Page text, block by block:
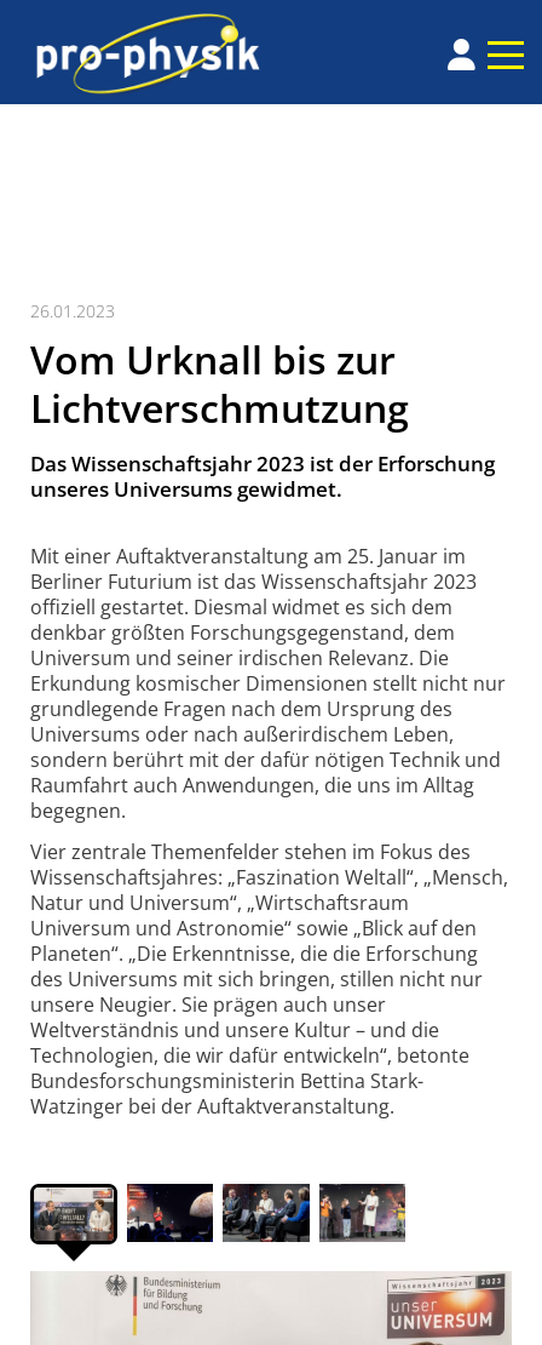
26.01.2023
Vom Urknall bis zur
Lichtverschmutzung
Das Wissenschaftsjahr 2023 ist der Erforschung
unseres Universums gewidmet.
Mit einer Auftaktveranstaltung am 25. Januar im
Berliner Futurium ist das Wissenschaftsjahr 2023
offiziell gestartet. Diesmal widmet es sich dem
denkbar größten Forschungsgegenstand, dem
Universum und seiner irdischen Relevanz. Die
Erkundung kosmischer Dimensionen stellt nicht nur
grundlegende Fragen nach dem Ursprung des
Universums oder nach außerirdischem Leben,
sondern berührt mit der dafür nötigen Technik und
Raumfahrt auch Anwendungen, die uns im Alltag
begegnen.
Vier zentrale Themenfelder stehen im Fokus des
Wissenschaftsjahres: „Faszination Weltall“, „Mensch,
Natur und Universum“, „Wirtschaftsraum
Universum und Astronomie“ sowie „Blick auf den
Planeten“. „Die Erkenntnisse, die die Erforschung
des Universums mit sich bringen, stillen nicht nur
unsere Neugier. Sie prägen auch unser
Weltverständnis und unsere Kultur – und die
Technologien, die wir dafür entwickeln“, betonte
Bundesforschungsministerin Bettina Stark-
Watzinger bei der Auftaktveranstaltung.